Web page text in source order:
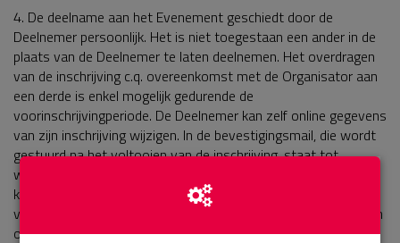
4. De deelname aan het Evenement geschiedt door de
Deelnemer persoonlijk. Het is niet toegestaan een ander in de
plaats van de Deelnemer te laten deelnemen. Het overdragen
van de inschrijving c.q. overeenkomst met de Organisator aan
een derde is enkel mogelijk gedurende de
voorinschrijvingperiode. De Deelnemer kan zelf online gegevens
van zijn inschrijving wijzigen. In de bevestigingsmail, die wordt
gestuurd na het voltooien van de inschrijving, staat tot
wanneer dit mogelijk is en hoe dit gedaan moet worden. Ook
kunnen gegevens worden aangepast tijdens het weekeinde
van het Evenement op zaterdag tussen 12.00 en 15.00 uur en
op zondag vanaf 09.00 uur, beide dagen bij de infobalie in het